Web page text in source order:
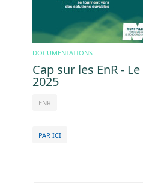
DOCUMENTATIONS
Cap sur les EnR -
2025
ENR
PAR ICI